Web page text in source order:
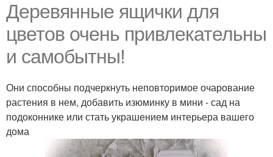
Деревянные ящички для
цветов очень привлекательны
и самобытны!
Они способны подчеркнуть неповторимое очарование
растения в нем, добавить изюминку в мини - сад на
подоконнике или стать украшением интерьера вашего
дома